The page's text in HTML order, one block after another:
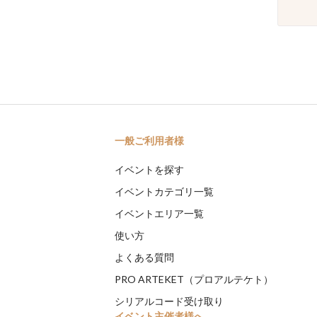
一般ご利用者様
イベントを探す
イベントカテゴリ一覧
イベントエリア一覧
使い方
よくある質問
PRO ARTEKET（プロアルテケト）
シリアルコード受け取り